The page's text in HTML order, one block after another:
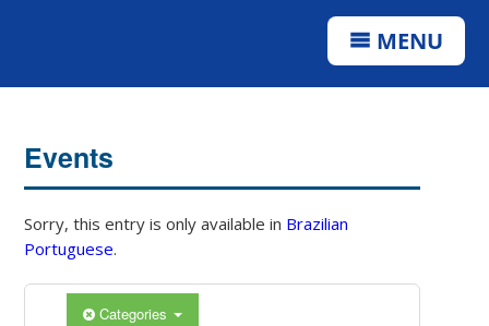
MENU
Events
Sorry, this entry is only available in Brazilian
Portuguese.
Categories